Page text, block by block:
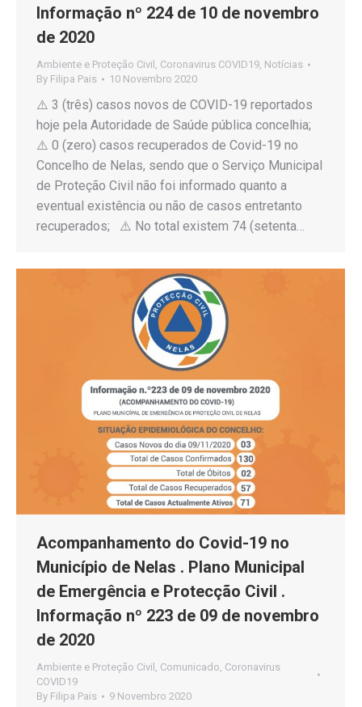
Informação nº 224 de 10 de novembro
de 2020
Ambiente e Proteção Civil , Coronavirus COVID19, Notícias
By Filipa Pais 10 Novembro 2020
⚠️ 3 (três) casos novos de COVID-19 reportados
hoje pela Autoridade de Saúde pública concelhia;
⚠️ 0 (zero) casos recuperados de Covid-19 no
Concelho de Nelas, sendo que o Serviço Municipal
de Proteção Civil não foi informado quanto a
eventual existência ou não de casos entretanto
recuperados; ⚠️ No total existem 74 (setenta…
Acompanhamento do Covid-19 no
Município de Nelas . Plano Municipal
de Emergência e Protecção Civil .
Informação nº 223 de 09 de novembro
de 2020
Ambiente e Proteção Civil , Comunicado, Coronavirus
COVID19
By Filipa Pais 9 Novembro 2020